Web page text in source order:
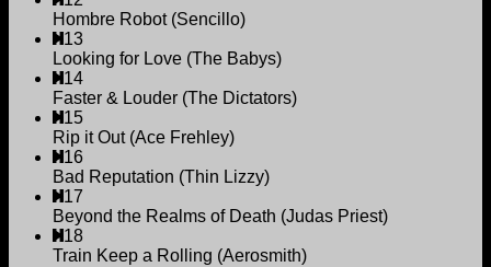
Hombre Robot (Sencillo)
13
Looking for Love (The Babys)
14
Faster & Louder (The Dictators)
15
Rip it Out (Ace Frehley)
16
Bad Reputation (Thin Lizzy)
17
Beyond the Realms of Death (Judas Priest)
18
Train Keep a Rolling (Aerosmith)